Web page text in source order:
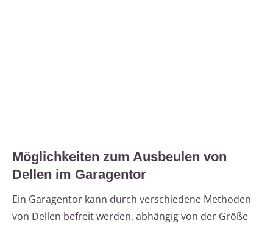
Möglichkeiten zum Ausbeulen von
Dellen im Garagentor
Ein Garagentor kann durch verschiedene Methoden
von Dellen befreit werden, abhängig von der Größe